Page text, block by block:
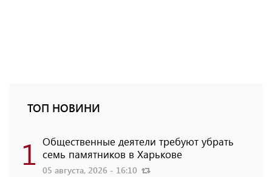
ТОП НОВИНИ
1 Общественные деятели требуют убрать
семь памятников в Харькове
05 августа, 2026 - 16:10